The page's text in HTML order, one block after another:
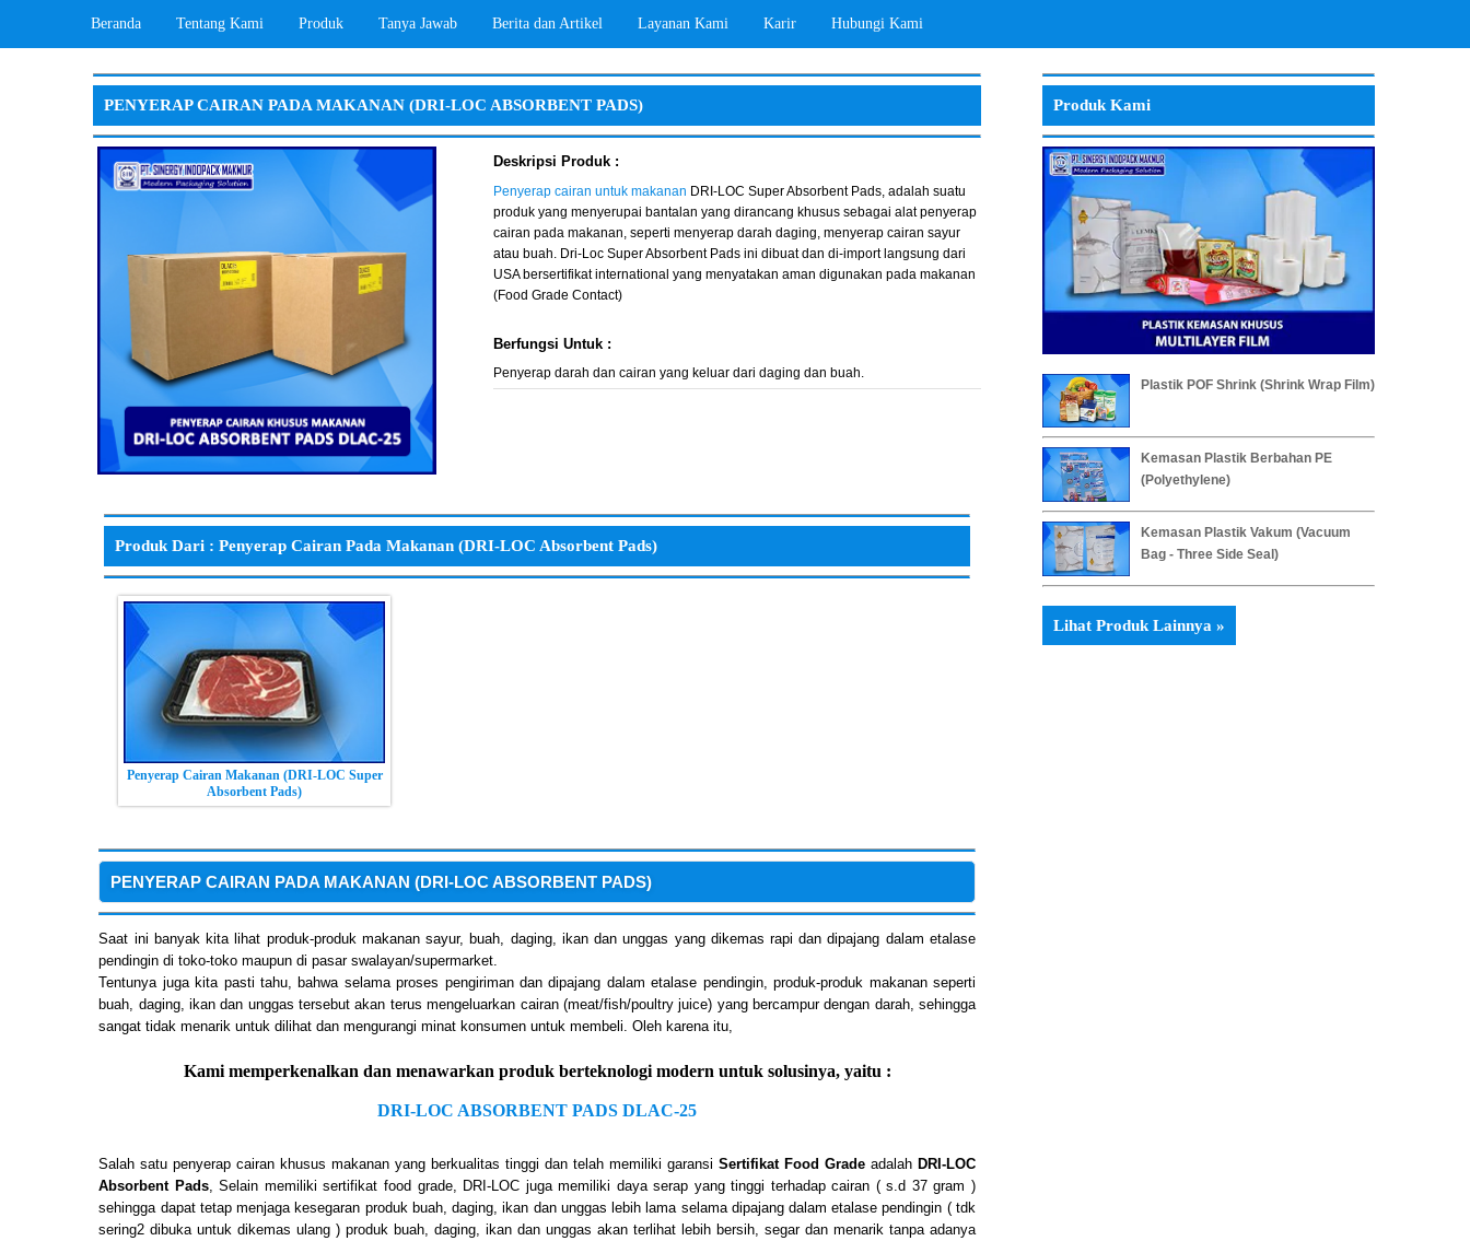
Beranda Tentang Kami Produk Tanya Jawab Berita dan Artikel Layanan Kami Karir Hubungi Kami
PENYERAP CAIRAN PADA MAKANAN (DRI-LOC ABSORBENT PADS)
Deskripsi Produk :
Penyerap cairan untuk makanan DRI-LOC Super Absorbent Pads, adalah suatu
produk yang menyerupai bantalan yang dirancang khusus sebagai alat penyerap
cairan pada makanan, seperti menyerap darah daging, menyerap cairan sayur
atau buah. Dri-Loc Super Absorbent Pads ini dibuat dan di-import langsung dari
USA bersertifikat international yang menyatakan aman digunakan pada makanan
(Food Grade Contact)
Berfungsi Untuk :
Penyerap darah dan cairan yang keluar dari daging dan buah.
Produk Dari : Penyerap Cairan Pada Makanan (DRI-LOC Absorbent Pads)
Penyerap Cairan Makanan (DRI-LOC Super
Absorbent Pads)
PENYERAP CAIRAN PADA MAKANAN (DRI-LOC ABSORBENT PADS)
Saat ini banyak kita lihat produk-produk makanan sayur, buah, daging, ikan dan unggas yang dikemas rapi dan dipajang dalam etalase
pendingin di toko-toko maupun di pasar swalayan/supermarket.
Tentunya juga kita pasti tahu, bahwa selama proses pengiriman dan dipajang dalam etalase pendingin, produk-produk makanan seperti
buah, daging, ikan dan unggas tersebut akan terus mengeluarkan cairan (meat/fish/poultry juice) yang bercampur dengan darah, sehingga
sangat tidak menarik untuk dilihat dan mengurangi minat konsumen untuk membeli. Oleh karena itu,
Kami memperkenalkan dan menawarkan produk berteknologi modern untuk solusinya, yaitu :
DRI-LOC ABSORBENT PADS DLAC-25
Salah satu penyerap cairan khusus makanan yang berkualitas tinggi dan telah memiliki garansiSertifikat Food Grade adalah DRI-LOC
Absorbent Pads, Selain memiliki sertifikat food grade, DRI-LOC juga memiliki daya serap yang tinggi terhadap cairan ( s.d 37 gram )
sehingga dapat tetap menjaga kesegaran produk buah, daging, ikan dan unggas lebih lama selama dipajang dalam etalase pendingin ( tdk
sering2 dibuka untuk dikemas ulang ) produk buah, daging, ikan dan unggas akan terlihat lebih bersih, segar dan menarik tanpa adanya
Produk Kami
Plastik POF Shrink (Shrink Wrap Film)
Kemasan Plastik Berbahan PE
(Polyethylene)
Kemasan Plastik Vakum (Vacuum
Bag - Three Side Seal)
Lihat Produk Lainnya »